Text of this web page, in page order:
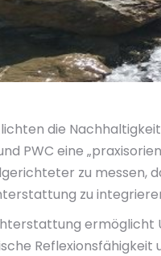
die
PWC eine
zu messen,
zu
ermöglicht